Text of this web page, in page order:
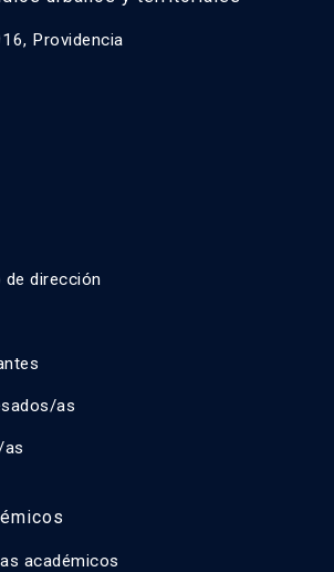
Providencia
de dirección
as
as
académicos